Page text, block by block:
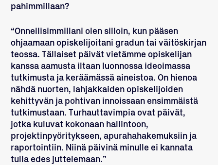
pahimmillaan?
“Onnellisimmillani olen silloin, kun pääsen
ohjaamaan opiskelijoitani gradun tai väitöskirjan
teossa. Tällaiset päivät vietämme opiskelijan
kanssa aamusta iltaan luonnossa ideoimassa
tutkimusta ja keräämässä aineistoa. On hienoa
nähdä nuorten, lahjakkaiden opiskelijoiden
kehittyvän ja pohtivan innoissaan ensimmäistä
tutkimustaan. Turhauttavimpia ovat päivät,
jotka kuluvat kokonaan hallintoon,
projektinpyöritykseen, apurahahakemuksiin ja
raportointiin. Niinä päivinä minulle ei kannata
tulla edes juttelemaan.”